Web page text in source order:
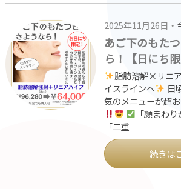
2025年11月26日・
あご下のもた
ら！【日にち限
脂肪溶解×リニ
イスラインへ
日
気のメニューが超
「顔まわ
「二重
続きは